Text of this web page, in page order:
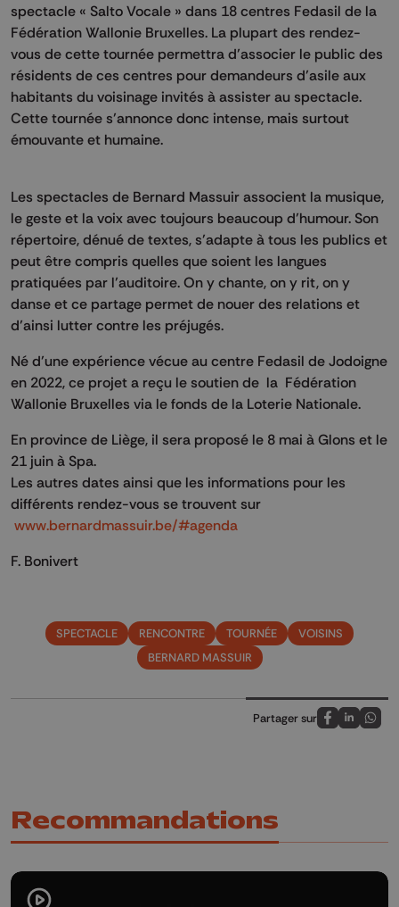
spectacle « Salto Vocale » dans 18 centres Fedasil de la
Fédération Wallonie Bruxelles. La plupart des rendez-
vous de cette tournée permettra d’associer le public des
résidents de ces centres pour demandeurs d’asile aux
habitants du voisinage invités à assister au spectacle.
Cette tournée s’annonce donc intense, mais surtout
émouvante et humaine.
Les spectacles de Bernard Massuir associent la musique,
le geste et la voix avec toujours beaucoup d’humour. Son
répertoire, dénué de textes, s’adapte à tous les publics et
peut être compris quelles que soient les langues
pratiquées par l’auditoire. On y chante, on y rit, on y
danse et ce partage permet de nouer des relations et
d’ainsi lutter contre les préjugés.
Né d’une expérience vécue au centre Fedasil de Jodoigne
en 2022, ce projet a reçu le soutien de la Fédération
Wallonie Bruxelles via le fonds de la Loterie Nationale.
En province de Liège, il sera proposé le 8 mai à Glons et le
21 juin à Spa.
Les autres dates ainsi que les informations pour les
différents rendez-vous se trouvent sur
www.bernardmassuir.be/#agenda
F. Bonivert
SPECTACLE RENCONTRE TOURNÉE
VOISINS
BERNARD MASSUIR
Partager sur
Partagez sur
Partagez
Recommandations